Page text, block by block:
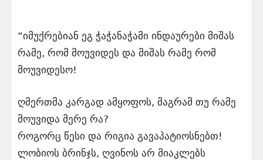
“იმუქრებიან ეგ ჭაჭანაჭამი ინდაურები მიშას
რამე, რომ მოუვიდეს და მიშას რამე რომ
მოუვიდესო!
ღმერთმა კარგად ამყოფოს, მაგრამ თუ რამე
მოუვიდა მერე რა?
როგორც წესი და რიგია გავაპატიოსნებთ!
ლობიოს ბრინჯს, ღვინოს არ მიაკლებს